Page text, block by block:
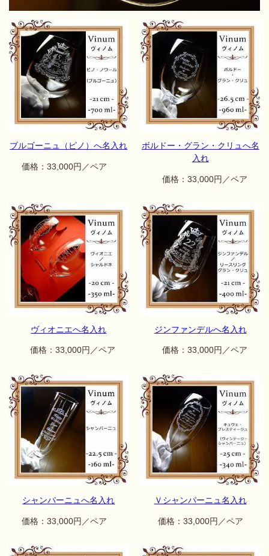
ブルゴーニュ（ピノ）へ名入れ
価格：33,000円／ペア
ボルドー・グラン・クリュへ名
入れ
価格：33,000円／ペア
ヴィオニエへ名入れ
価格：33,000円／ペア
ジンファンデルへ名入れ
価格：33,000円／ペア
シャンパーニュへ名入れ
価格：33,000円／ペア
Ｖシャンパーニュ名入れ
価格：33,000円／ペア